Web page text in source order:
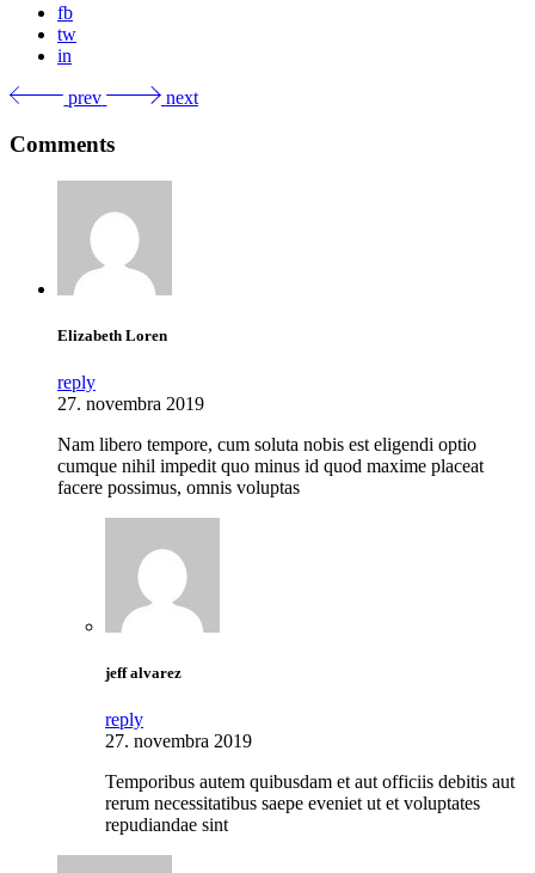
fb
tw
in
prev next
Comments
Elizabeth Loren
reply
27. novembra 2019
Nam libero tempore, cum soluta nobis est eligendi optio
cumque nihil impedit quo minus id quod maxime placeat
facere possimus, omnis voluptas
jeff alvarez
reply
27. novembra 2019
Temporibus autem quibusdam et aut officiis debitis aut
rerum necessitatibus saepe eveniet ut et voluptates
repudiandae sint